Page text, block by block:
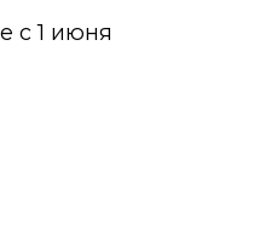
с 1 июня